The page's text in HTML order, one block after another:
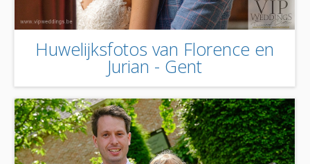
Huwelijksfotos van Florence en
Jurian - Gent